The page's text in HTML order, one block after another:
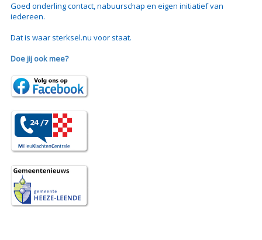
Goed onderling contact, nabuurschap en eigen initiatief van
iedereen.
Dat is waar sterksel.nu voor staat.
Doe jij ook mee?